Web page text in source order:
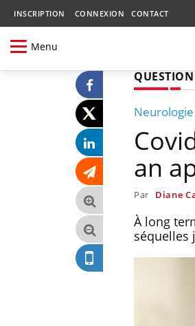
INSCRIPTION CONNEXION CONTACT
Menu
Neurologie
an
Par Diane
À long
séquelles